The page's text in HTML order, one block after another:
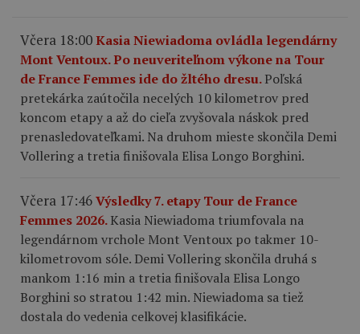
Včera 18:00Kasia Niewiadoma ovládla legendárny
Mont Ventoux. Po neuveriteľnom výkone na Tour
de France Femmes ide do žltého dresu.Poľská
pretekárka zaútočila necelých 10 kilometrov pred
koncom etapy a až do cieľa zvyšovala náskok pred
prenasledovateľkami. Na druhom mieste skončila Demi
Vollering a tretia finišovala Elisa Longo Borghini.
Včera 17:46Výsledky 7. etapy Tour de France
Femmes 2026.Kasia Niewiadoma triumfovala na
legendárnom vrchole Mont Ventoux po takmer 10-
kilometrovom sóle. Demi Vollering skončila druhá s
mankom 1:16 min a tretia finišovala Elisa Longo
Borghini so stratou 1:42 min. Niewiadoma sa tiež
dostala do vedenia celkovej klasifikácie.